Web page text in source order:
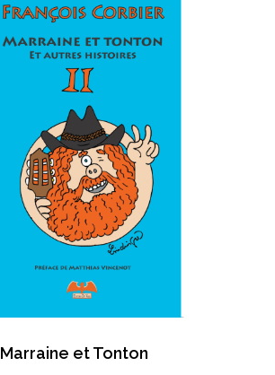
Marraine et Tonton